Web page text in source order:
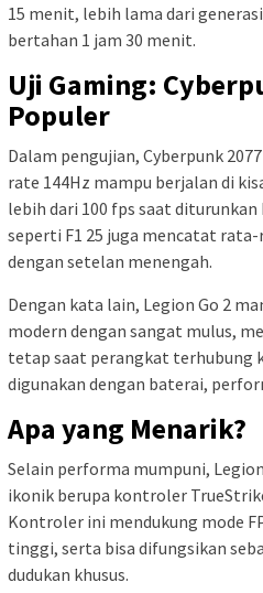
15 menit, lebih lama dari
bertahan 1 jam 30 menit.
Uji Gaming:
Populer
Dalam pengujian, Cyberpunk
rate 144Hz mampu berjalan di
lebih dari 100 fps saat diturunkan
seperti F1 25 juga mencatat
dengan setelan menengah.
Dengan kata lain, Legion Go 2
modern dengan sangat mulus,
tetap saat perangkat terhubung
digunakan dengan baterai,
Apa yang Menarik?
Selain performa mumpuni,
ikonik berupa kontroler
Kontroler ini mendukung mode
tinggi, serta bisa difungsikan
dudukan khusus.